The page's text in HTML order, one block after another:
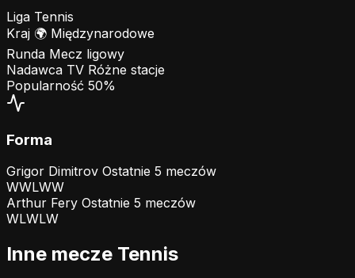
Liga Tennis
Kraj 🌍 Międzynarodowe
Runda Mecz ligowy
Nadawca TV Różne stacje
Popularność 50%
Forma
Grigor Dimitrov Ostatnie 5 meczów
WWLWW
Arthur Fery Ostatnie 5 meczów
WLWLW
Inne mecze Tennis